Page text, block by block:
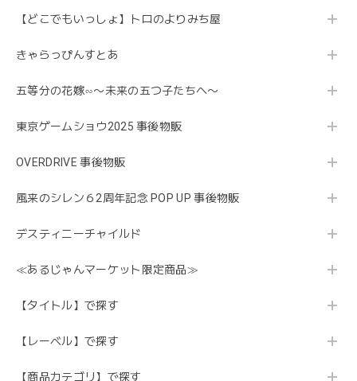
【どこでもいっしょ】トロのよりみち屋
きゃらっぴんすとあ
五等分の花嫁∽〜未来の五つ子たちへ〜
東京ゲームショウ2025 事後物販
OVERDRIVE 事後物販
風来のシレン６2周年記念 POP UP 事後物販
デスティニーチャイルド
≪あるじゃんマーケット限定商品≫
【タイトル】で探す
【レーベル】で探す
【商品カテゴリ】で探す